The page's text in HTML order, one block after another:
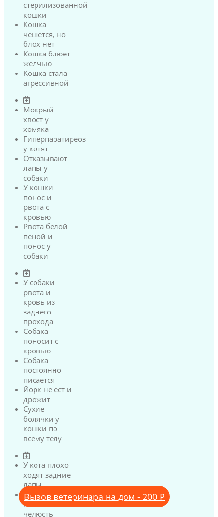
Вызов ветеринара на дом - 200 Р
стерилизованной
кошки
Кошка
чешется, но
блох нет
Кошка блюет
желчью
Кошка стала
агрессивной
Мокрый
хвост у
хомяка
Гиперпаратиреоз
у котят
Отказывают
лапы у
собаки
У кошки
понос и
рвота с
кровью
Рвота белой
пеной и
понос у
собаки
У собаки
рвота и
кровь из
заднего
прохода
Собака
поносит с
кровью
Собака
постоянно
писается
Йорк не ест и
дрожит
Сухие
болячки у
кошки по
всему телу
У кота плохо
ходят задние
лапы
У кота
нижняя
челюсть